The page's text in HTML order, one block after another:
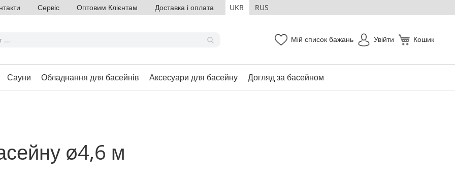
Сервіс Оптовим Клієнтам Доставка і оплата UKR RUS
Кошик
Мій список бажань Увійти
Сауни Обладнання для басейнів Аксесуари для басейну Догляд за басейном
ø4,6 м